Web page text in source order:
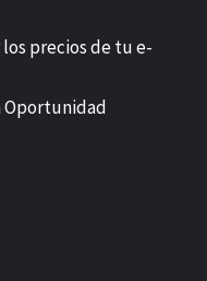
precios de tu e-
Oportunidad